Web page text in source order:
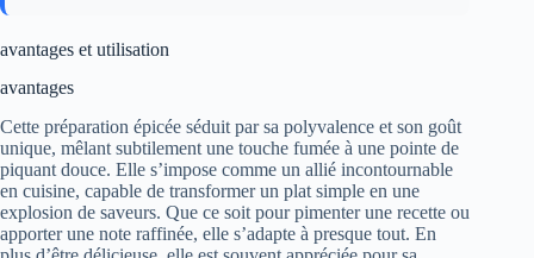
avantages et utilisation
avantages
Cette préparation épicée séduit par sa polyvalence et son goût
unique, mêlant subtilement une touche fumée à une pointe de
piquant douce. Elle s’impose comme un allié incontournable
en cuisine, capable de transformer un plat simple en une
explosion de saveurs. Que ce soit pour pimenter une recette ou
apporter une note raffinée, elle s’adapte à presque tout. En